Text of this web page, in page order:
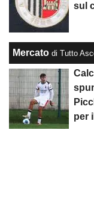
sul
Mercato di Tutto
per